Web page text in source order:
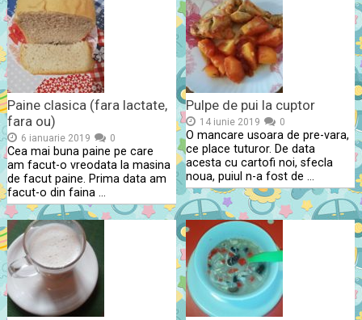
Paine clasica (fara lactate,
fara ou)
6 ianuarie 2019 0
Cea mai buna paine pe care
am facut-o vreodata la masina
de facut paine. Prima data am
facut-o din faina …
Pulpe de pui la cuptor
14 iunie 2019 0
O mancare usoara de pre-vara,
ce place tuturor. De data
acesta cu cartofi noi, sfecla
noua, puiul n-a fost de …